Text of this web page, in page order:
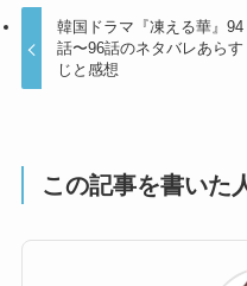
韓国ドラマ『凍える華』94
話〜96話のネタバレあらす
じと感想
この記事を書いた